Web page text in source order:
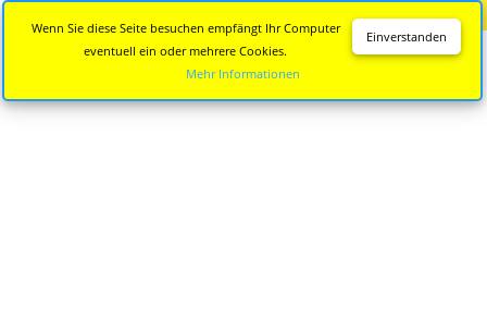
Einverstanden
Wenn Sie diese Seite besuchen empfängt Ihr Computer
eventuell ein oder mehrere Cookies.
Mehr Informationen